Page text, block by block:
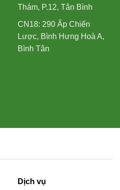
Thám, P.12, Tân Bình
CN18: 290 Ấp Chiến
Lược, Bình Hưng Hoà A,
Bình Tân
Dịch vụ